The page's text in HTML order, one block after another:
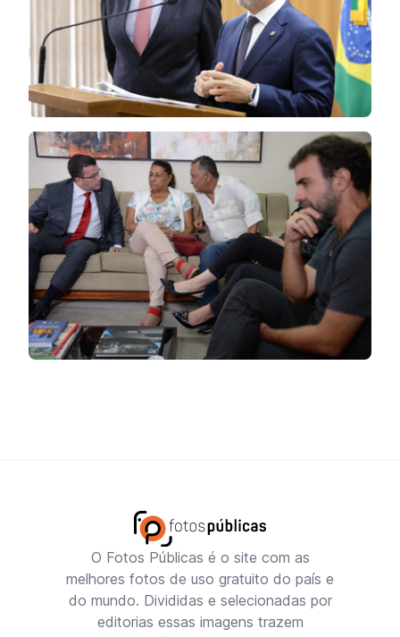
O Fotos Públicas é o site com as
melhores fotos de uso gratuito do país e
do mundo. Divididas e selecionadas por
editorias essas imagens trazem